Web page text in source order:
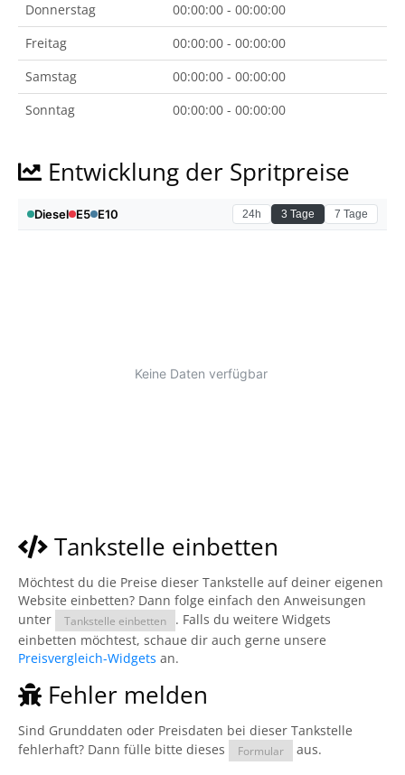
Donnerstag
00:00:00 - 00:00:00
Freitag
00:00:00 - 00:00:00
Samstag
00:00:00 - 00:00:00
Sonntag
00:00:00 - 00:00:00
Entwicklung der Spritpreise
Tankstelle einbetten
Möchtest du die Preise dieser Tankstelle auf deiner eigenen
Website einbetten? Dann folge einfach den Anweisungen
unter
Tankstelle einbetten
. Falls du weitere Widgets
einbetten möchtest, schaue dir auch gerne unsere
Preisvergleich-Widgets an.
Fehler melden
Sind Grunddaten oder Preisdaten bei dieser Tankstelle
fehlerhaft? Dann fülle bitte dieses
Formular aus.